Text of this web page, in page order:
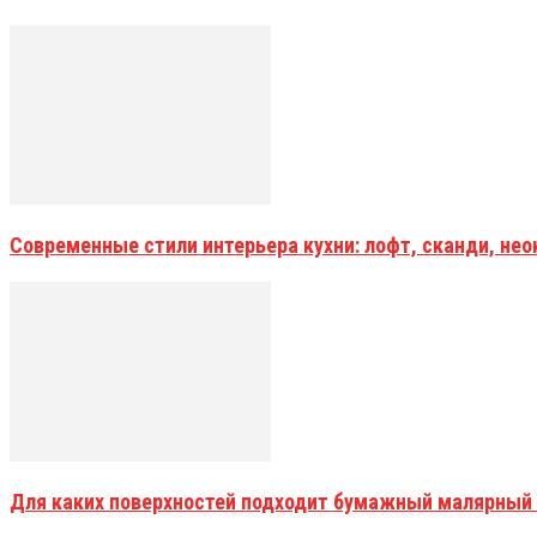
Современные стили интерьера кухни: лофт, сканди,
Для каких поверхностей подходит бумажный малярный